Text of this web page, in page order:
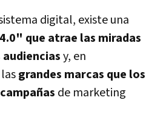
digital, existe una
que atrae las miradas
audienciasy, en
grandes marcas que los
de marketing